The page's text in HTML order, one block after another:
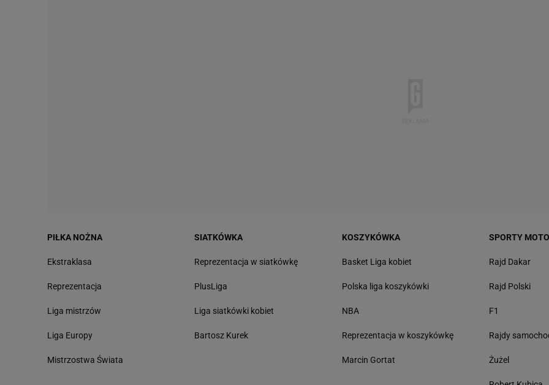
PIŁKA NOŻNA
Ekstraklasa
Reprezentacja
Liga mistrzów
Liga Europy
Mistrzostwa Świata
SIATKÓWKA
Reprezentacja w siatkówkę
PlusLiga
Liga siatkówki kobiet
Bartosz Kurek
KOSZYKÓWKA
Basket Liga kobiet
Polska liga koszykówki
NBA
Reprezentacja w koszykówkę
Marcin Gortat
SPORTY
Rajd Dakar
Rajd Polski
F1
Rajdy
Żużel